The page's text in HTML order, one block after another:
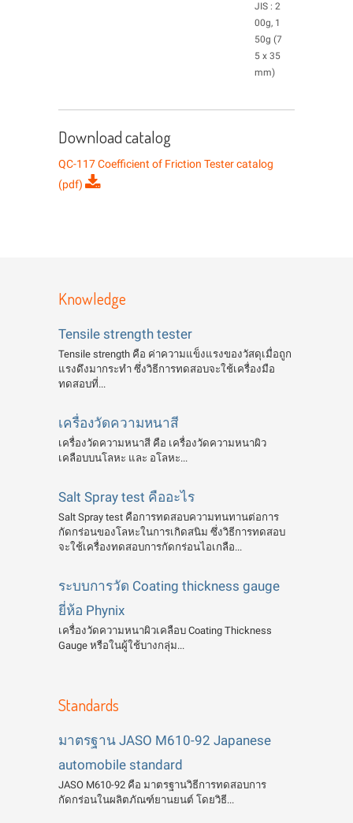
JIS : 2
00g, 1
50g (7
5 x 35
mm)
Download catalog
QC-117 Coefficient of Friction Tester catalog
(pdf)
Knowledge
Tensile strength tester
Tensile strength คือ ค่าความแข็งแรงของวัสดุเมื่อถูก
แรงดึงมากระทำ ซึ่งวิธีการทดสอบจะใช้เครื่องมือ
ทดสอบที่...
เครื่องวัดความหนาสี
เครื่องวัดความหนาสี คือ เครื่องวัดความหนาผิว
เคลือบบนโลหะ และ อโลหะ...
Salt Spray test คืออะไร
Salt Spray test คือการทดสอบความทนทานต่อการ
กัดกร่อนของโลหะในการเกิดสนิม ซึ่งวิธีการทดสอบ
จะใช้เครื่องทดสอบการกัดกร่อนไอเกลือ...
ระบบการวัด Coating thickness gauge
ยี่ห้อ Phynix
เครื่องวัดความหนาผิวเคลือบ Coating Thickness
Gauge หรือในผู้ใช้บางกลุ่ม...
Standards
มาตรฐาน JASO M610-92 Japanese
automobile standard
JASO M610-92 คือ มาตรฐานวิธีการทดสอบการ
กัดกร่อนในผลิตภัณฑ์ยานยนต์ โดยวิธี...